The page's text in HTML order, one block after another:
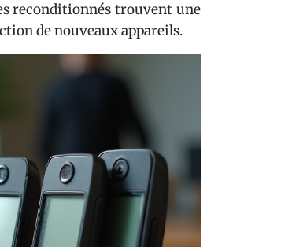
reconditionnés trouvent une
de nouveaux appareils.